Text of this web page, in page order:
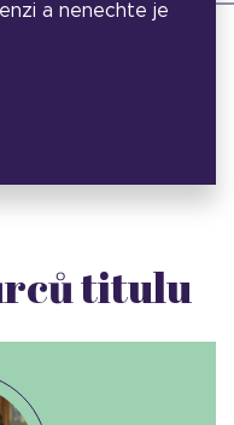
a nenechte je
titulu